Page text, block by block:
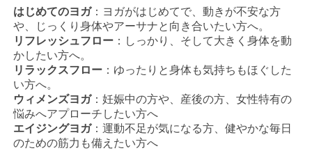
はじめてのヨガ：ヨガがはじめてで、動きが不安な方
や、じっくり身体やアーサナと向き合いたい方へ。
リフレッシュフロー：しっかり、そして大きく身体を動
かしたい方へ。
リラックスフロー：ゆったりと身体も気持ちもほぐした
い方へ。
ウィメンズヨガ：妊娠中の方や、産後の方、女性特有の
悩みへアプローチしたい方へ
エイジングヨガ：運動不足が気になる方、健やかな毎日
のための筋力も備えたい方へ